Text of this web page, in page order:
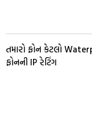
તમારો ફોન કેટલો
ફોનની IP રેટિંગ